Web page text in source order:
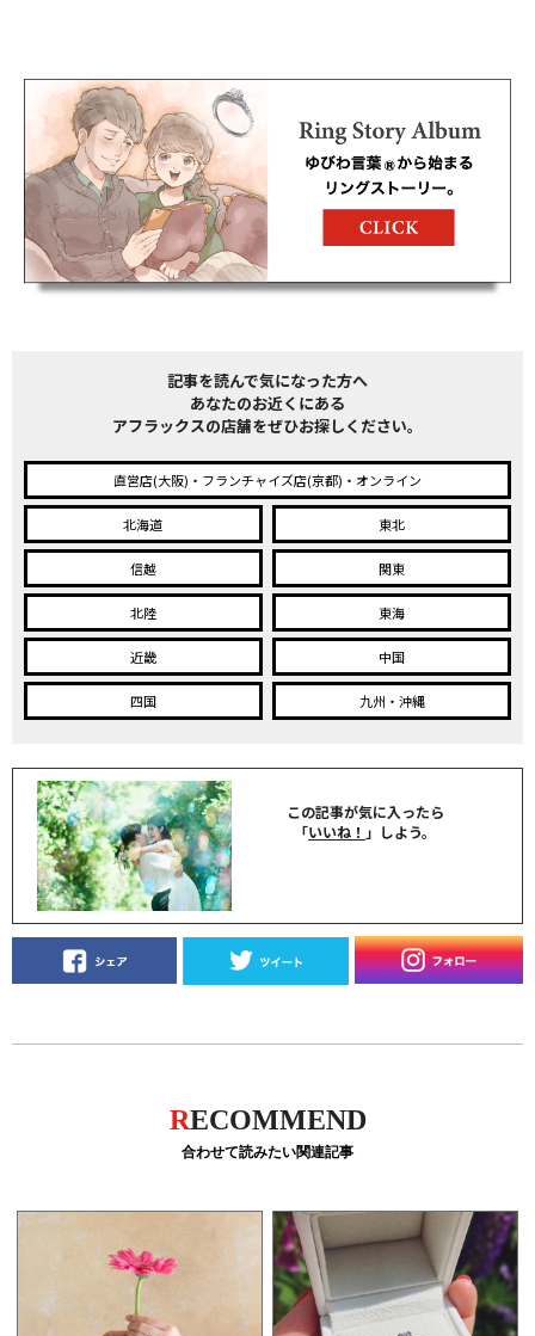
記事を読んで気になった方へ
あなたのお近くにある
アフラックスの店舗をぜひお探しください。
直営店(大阪)・フランチャイズ店(京都)・オンライン
北海道 東北
信越 関東
北陸 東海
近畿 中国
四国 九州・沖縄
この記事が気に入ったら
「いいね！ 」しよう。
RECOMMEND
合わせて読みたい関連記事